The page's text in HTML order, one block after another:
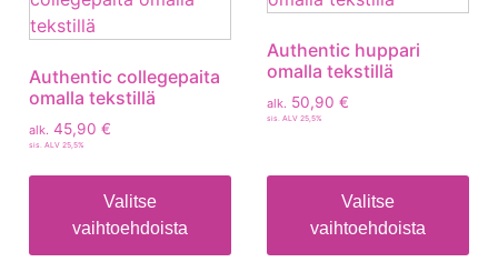
Authentic collegepaita
omalla tekstillä
alk. 45,90 €
sis. ALV 25,5%
Valitse
vaihtoehdoista
Authentic huppari
omalla tekstillä
alk. 50,90 €
sis. ALV 25,5%
Valitse
vaihtoehdoista